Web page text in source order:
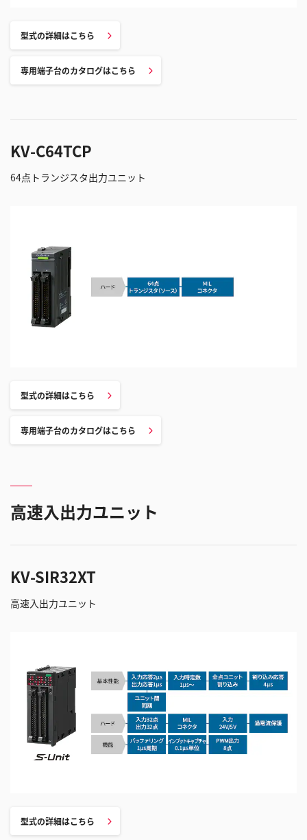
型式の詳細はこちら
専用端子台のカタログはこちら
KV-C64TCP
64点トランジスタ出力ユニット
型式の詳細はこちら
専用端子台のカタログはこちら
高速入出力ユニット
KV-SIR32XT
高速入出力ユニット
型式の詳細はこちら